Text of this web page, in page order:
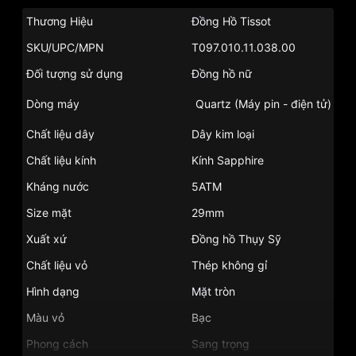
Thương Hiệu
Đồng Hồ Tissot
SKU/UPC/MPN
T097.010.11.038.00
Đối tượng sử dụng
Đồng hồ nữ
Dòng máy Quartz (Máy pin - điện tử)
Chất liệu dây
Dây kim loại
Chất liệu kính
Kính Sapphire
Kháng nước
5ATM
Size mặt
29mm
Xuất xứ
Đồng hồ Thụy Sỹ
Chất liệu vỏ
Thép không gỉ
Hình dạng
Mặt tròn
Màu vỏ
Bạc
Phong cách
Sang trọng